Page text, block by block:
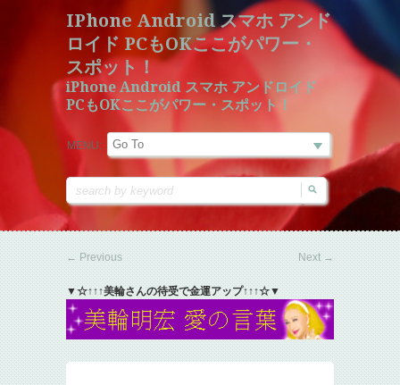
IPhone Android スマホ アンド
ロイド PCもOKここがパワー・
スポット！
iPhone Android スマホ アンドロイド
PCもOKここがパワー・スポット！
MENU:
← Previous Next →
▼☆↑↑↑美輪さんの待受で金運アップ↑↑↑☆▼